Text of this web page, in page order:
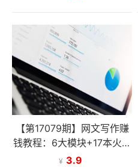
【第17079期】网文写作赚
钱教程：6大模块+17本火书
+98个真实例子 从入门到精
¥ 3.9